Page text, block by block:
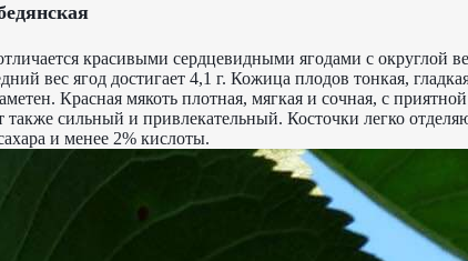
красивыми сердцевидными ягодами с округлой
вес ягод достигает 4,1 г. Кожица плодов тонкая,
Красная мякоть плотная, мягкая и сочная, с
сильный и привлекательный. Косточки легко
и менее 2% кислоты.